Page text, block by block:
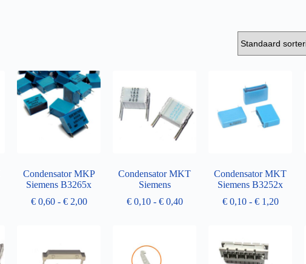
Condensator MKP
Siemens B3265x
€0,60 - €2,00
Condensator MKT
Siemens
€0,10 - €0,40
Condensator MKT
Siemens B3252x
€0,10 - €1,20